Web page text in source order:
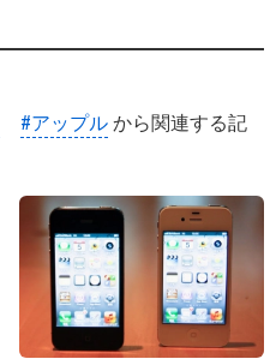
#アップル から関連する記